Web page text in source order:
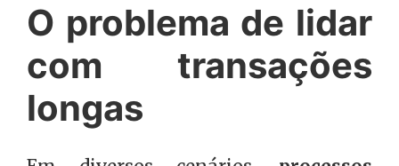
O problema de lidar
com transações
longas